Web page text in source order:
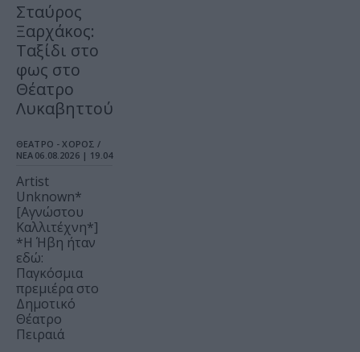
Σταύρος
Ξαρχάκος:
Ταξίδι στο
φως στο
Θέατρο
Λυκαβηττού
ΘΕΑΤΡΟ - ΧΟΡΟΣ /
ΝΕΑ 06.08.2026 | 19.04
Artist
Unknown*
[Αγνώστου
Καλλιτέχνη*]
*Η Ήβη ήταν
εδώ:
Παγκόσμια
πρεμιέρα στο
Δημοτικό
Θέατρο
Πειραιά